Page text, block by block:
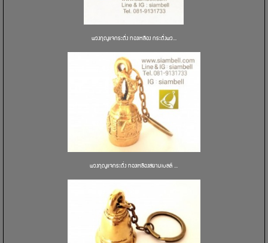
พวงกุญแจกระดิ่ง ทองเหลือง กระดิ่งพว...
พวงกุญแจกระดิ่ง ทองเหลืองสยามเบลล์ ...